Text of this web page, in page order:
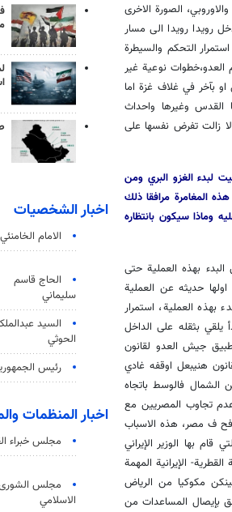
الصورة الاخرى
رويدا رويدا الى مسار
التحكم والسيطرة
العدو،خطوات نوعية غير
بشكل او بآخر في غلاف غزة اما
القدس وغيرها واحداث
لا زالت تفرض نفسها على
لبدء الغزو البري ومن
المغامرة مرافقا ذلك
وماذا سيكون بانتظاره
بهذه العملية حتى
حديثه عن العملية
بهذه العملية، استمرار
يلقي بثقله على الداخل
جيش العدو لقانون
هنيبعل اوقفه غادي
للهجرة من الشمال فالوسط باتجاه
تجاوب المصريين مع
رفح ف مصر، هذه الاسباب
بها الوزير الإيراني
الإيرانية المهمة
مكوكيا من الرياض
ولو ان هذا الامر متعلق بإيصال المساعدات من
اخبار الشخصيات
الامام الخامنئي
الحاج قاسم
سليماني
السید
الحوثي
رئيس
اخبار المنظمات
مجلس خبراء
مجلس
الاسلامي